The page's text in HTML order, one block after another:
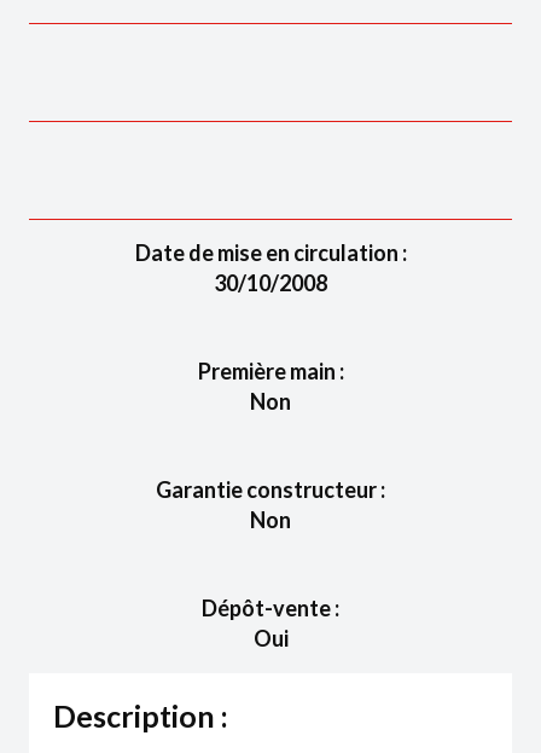
Date de mise en circulation :
30/10/2008
Première main :
Non
Garantie constructeur :
Non
Dépôt-vente :
Oui
Description :